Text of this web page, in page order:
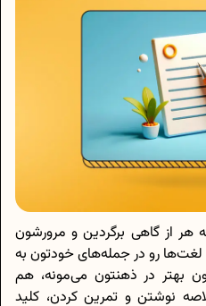
هر از گاهی برگردین و مرورشون
رو در جمله‌های خودتون به
بهتر در ذهنتون می‌مونه، هم
نوشتن و تمرین کردن، کلید